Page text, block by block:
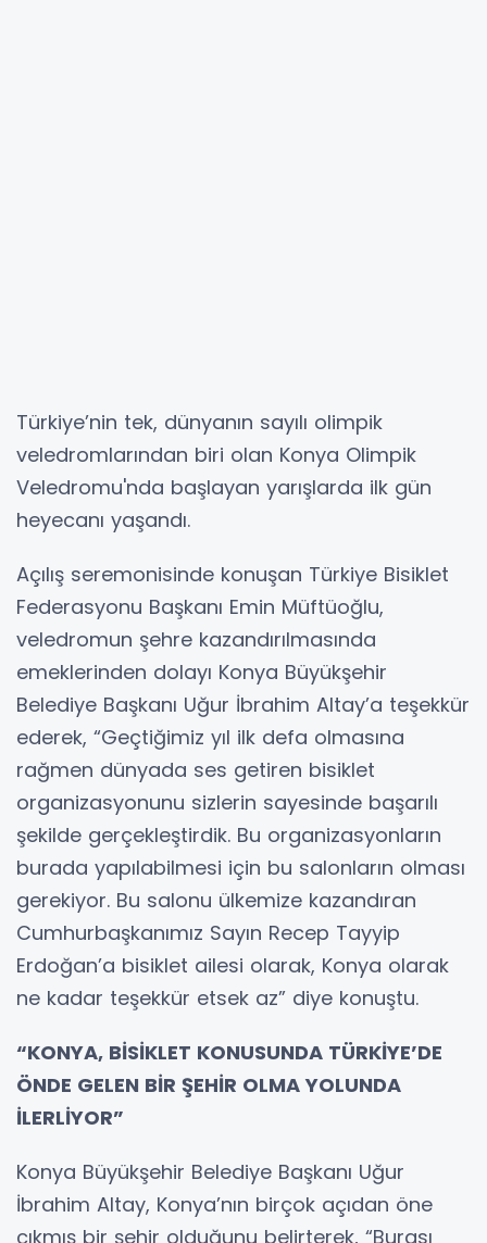
Türkiye’nin tek, dünyanın sayılı olimpik
veledromlarından biri olan Konya Olimpik
Veledromu'nda başlayan yarışlarda ilk gün
heyecanı yaşandı.
Açılış seremonisinde konuşan Türkiye Bisiklet
Federasyonu Başkanı Emin Müftüoğlu,
veledromun şehre kazandırılmasında
emeklerinden dolayı Konya Büyükşehir
Belediye Başkanı Uğur İbrahim Altay’a teşekkür
ederek, “Geçtiğimiz yıl ilk defa olmasına
rağmen dünyada ses getiren bisiklet
organizasyonunu sizlerin sayesinde başarılı
şekilde gerçekleştirdik. Bu organizasyonların
burada yapılabilmesi için bu salonların olması
gerekiyor. Bu salonu ülkemize kazandıran
Cumhurbaşkanımız Sayın Recep Tayyip
Erdoğan’a bisiklet ailesi olarak, Konya olarak
ne kadar teşekkür etsek az” diye konuştu.
“KONYA, BİSİKLET KONUSUNDA TÜRKİYE’DE
ÖNDE GELEN BİR ŞEHİR OLMA YOLUNDA
İLERLİYOR”
Konya Büyükşehir Belediye Başkanı Uğur
İbrahim Altay, Konya’nın birçok açıdan öne
çıkmış bir şehir olduğunu belirterek, “Burası